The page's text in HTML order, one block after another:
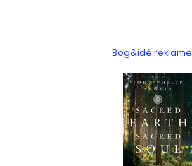
Bog&idé reklame